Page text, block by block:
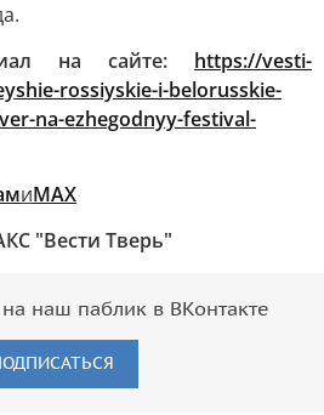
на сайте: https://vesti-
rossiyskie-i-belorusskie-
na-ezhegodnyy-festival-
иМАХ
"Вести Тверь"
наш паблик в ВКонтакте